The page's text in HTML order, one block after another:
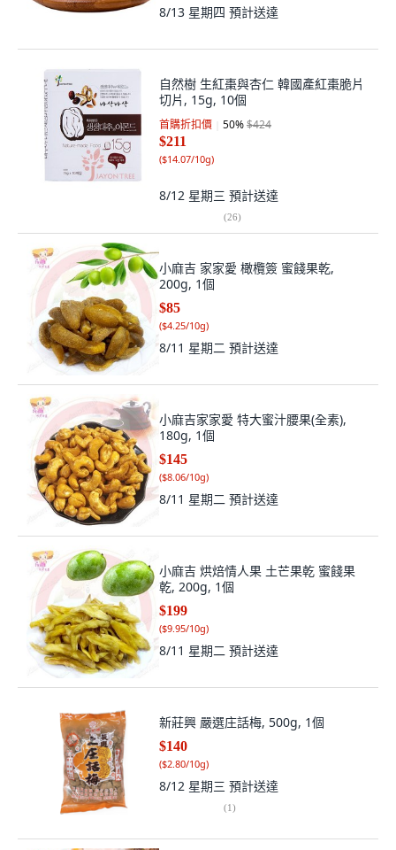
8/13 星期四 預計送達
自然樹 生紅棗與杏仁 韓國產紅棗脆片
切片, 15g, 10個
首購折扣價 50%$424
$211
($14.07/10g)
8/12 星期三 預計送達
(26)
小麻吉 家家愛 橄欖簽 蜜餞果乾,
200g, 1個
$85
($4.25/10g)
8/11 星期二 預計送達
小麻吉家家愛 特大蜜汁腰果(全素),
180g, 1個
$145
($8.06/10g)
8/11 星期二 預計送達
小麻吉 烘焙情人果 土芒果乾 蜜餞果
乾, 200g, 1個
$199
($9.95/10g)
8/11 星期二 預計送達
新莊興 嚴選庄話梅, 500g, 1個
$140
($2.80/10g)
8/12 星期三 預計送達
(1)